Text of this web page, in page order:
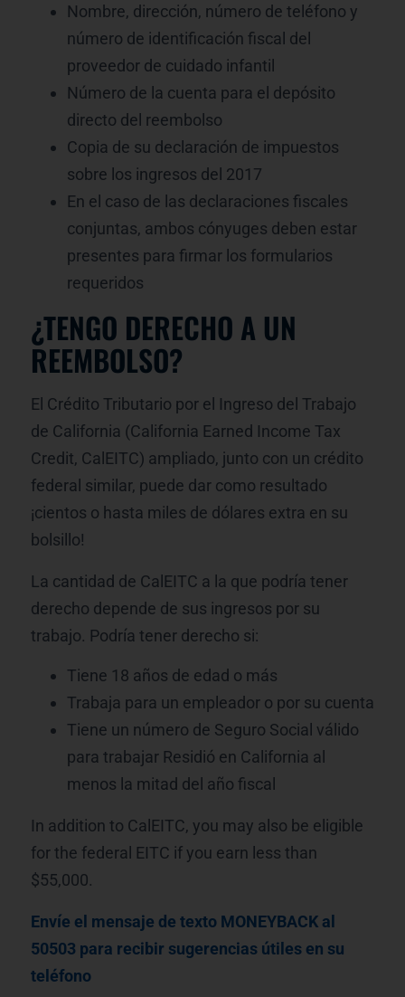
Nombre, dirección, número de teléfono y
número de identificación fiscal del
proveedor de cuidado infantil
Número de la cuenta para el depósito
directo del reembolso
Copia de su declaración de impuestos
sobre los ingresos del 2017
En el caso de las declaraciones fiscales
conjuntas, ambos cónyuges deben estar
presentes para firmar los formularios
requeridos
¿TENGO DERECHO A UN
REEMBOLSO?
El Crédito Tributario por el Ingreso del Trabajo
de California (California Earned Income Tax
Credit, CalEITC) ampliado, junto con un crédito
federal similar, puede dar como resultado
¡cientos o hasta miles de dólares extra en su
bolsillo!
La cantidad de CalEITC a la que podría tener
derecho depende de sus ingresos por su
trabajo. Podría tener derecho si:
Tiene 18 años de edad o más
Trabaja para un empleador o por su cuenta
Tiene un número de Seguro Social válido
para trabajar Residió en California al
menos la mitad del año fiscal
In addition to CalEITC, you may also be eligible
for the federal EITC if you earn less than
$55,000.
Envíe el mensaje de texto MONEYBACK al
50503 para recibir sugerencias útiles en su
teléfono